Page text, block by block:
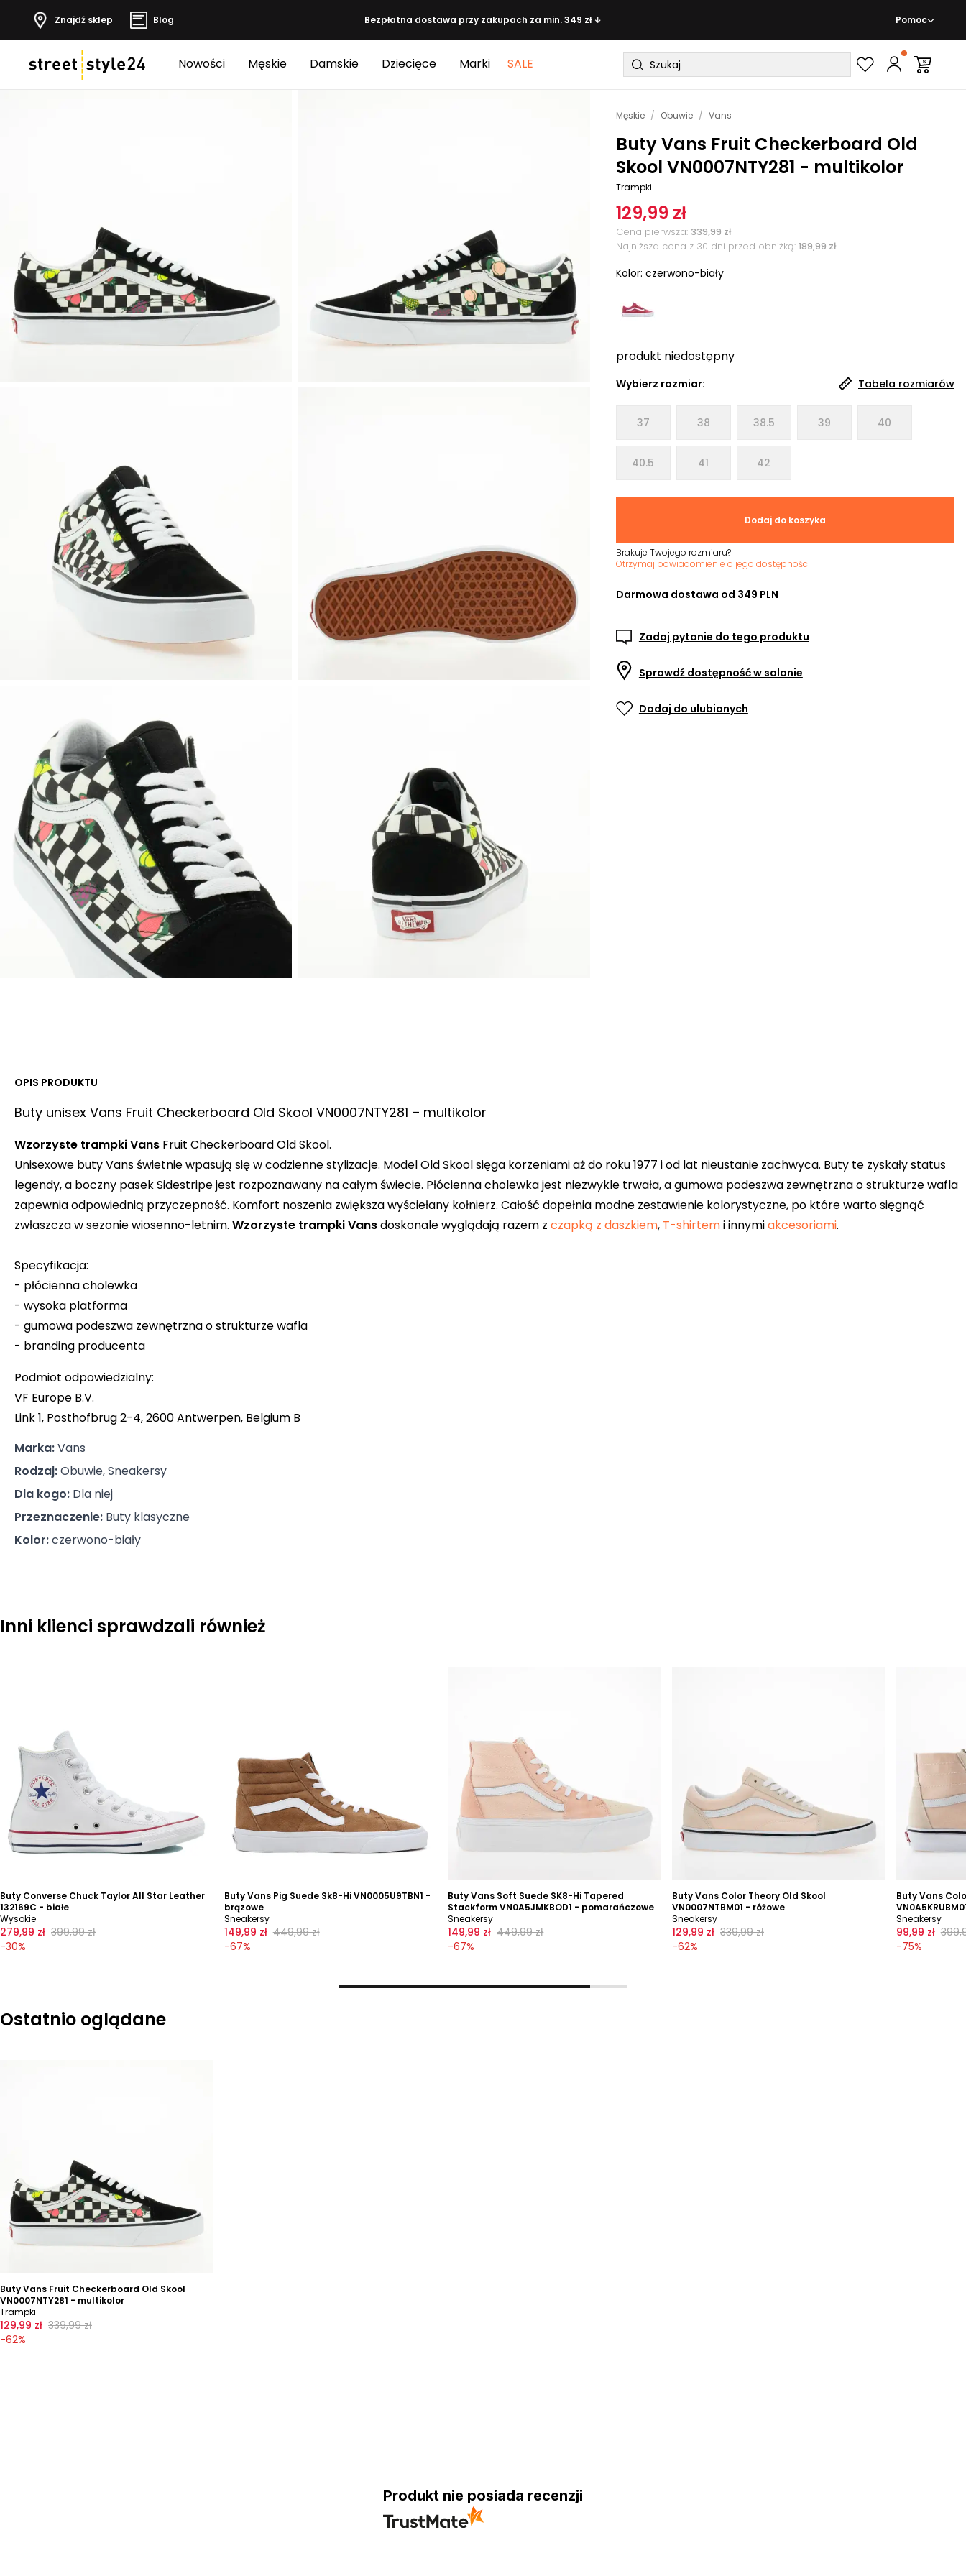
Znajdź sklep Blog Bezpłatna dostawa przy zakupach za min. 349 zł ↓ Pomoc
Nowości Męskie Damskie Dziecięce Marki SALE
Męskie / Obuwie / Vans
Buty Vans Fruit Checkerboard Old
Skool VN0007NTY281 - multikolor
Trampki
129,99 zł
Cena pierwsza: 339,99 zł
Najniższa cena z 30 dni przed obniżką: 189,99 zł
Kolor: czerwono-biały
produkt niedostępny
Wybierz rozmiar: Tabela rozmiarów
37 38 38.5 39 40
40.5 41 42
Dodaj do koszyka
Brakuje Twojego rozmiaru?
Otrzymaj powiadomienie o jego dostępności
Darmowa dostawa od 349 PLN
Zadaj pytanie do tego produktu
Sprawdź dostępność w salonie
Dodaj do ulubionych
OPIS PRODUKTU
Buty unisex Vans Fruit Checkerboard Old Skool VN0007NTY281 – multikolor
Wzorzyste trampki Vans Fruit Checkerboard Old Skool.
Unisexowe buty Vans świetnie wpasują się w codzienne stylizacje. Model Old Skool sięga korzeniami aż do roku 1977 i od lat nieustanie zachwyca. Buty te zyskały status
legendy, a boczny pasek Sidestripe jest rozpoznawany na całym świecie. Płócienna cholewka jest niezwykle trwała, a gumowa podeszwa zewnętrzna o strukturze wafla
zapewnia odpowiednią przyczepność. Komfort noszenia zwiększa wyściełany kołnierz. Całość dopełnia modne zestawienie kolorystyczne, po które warto sięgnąć
zwłaszcza w sezonie wiosenno-letnim. Wzorzyste trampki Vansdoskonale wyglądają razem z czapką z daszkiem, T-shirtemi innymiakcesoriami.
Specyfikacja:
- płócienna cholewka
- wysoka platforma
- gumowa podeszwa zewnętrzna o strukturze wafla
- branding producenta
Podmiot odpowiedzialny:
VF Europe B.V.
Link 1, Posthofbrug 2-4, 2600 Antwerpen, Belgium B
Marka:Vans
Rodzaj:Obuwie, Sneakersy
Dla kogo: Dla niej
Przeznaczenie: Buty klasyczne
Kolor:czerwono-biały
Inni klienci sprawdzali również
Buty Converse Chuck Taylor All Star Leather
132169C - białe
Wysokie
279,99 zł 399,99 zł
-30%
Buty Vans Pig Suede Sk8-Hi VN0005U9TBN1 -
brązowe
Sneakersy
149,99 zł 449,99 zł
-67%
Buty Vans Soft Suede SK8-Hi Tapered
Stackform VN0A5JMKBOD1 - pomarańczowe
Sneakersy
149,99 zł 449,99 zł
-67%
Buty Vans Color Theory Old Skool
VN0007NTBM01 - różowe
Sneakersy
129,99 zł 339,99 zł
-62%
Buty Vans
Sneakersy
99,99 zł
-75%
Ostatnio oglądane
Buty Vans Fruit Checkerboard Old Skool
VN0007NTY281 - multikolor
Trampki
129,99 zł 339,99 zł
-62%
Produkt nie posiada recenzji